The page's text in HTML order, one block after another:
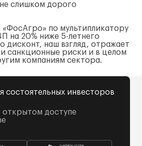
слишком дорого
«ФосАгро» по мультипликатору
на 20% ниже 5-летнего
дисконт, наш взгляд, отражает
санкционные риски и в целом
компаниям сектора.
состоятельных инвесторов
открытом доступе